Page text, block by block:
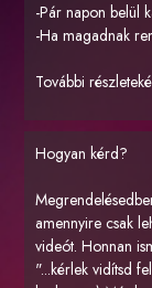
-Pár napon belül
-Ha magadnak
További
Hogyan kérd?
amennyire csak
videót. Honnan
"...kérlek vidítsd